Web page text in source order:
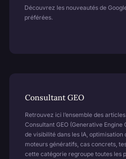
Découvrez les nouveautés de
préférées.
Consultant GEO
Retrouvez ici l’ensemble des
Consultant GEO (Generative
de visibilité dans les IA, optimisation
moteurs génératifs, cas concrets,
cette catégorie regroupe toutes les